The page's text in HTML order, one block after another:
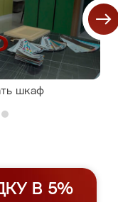
шкаф
В 5%